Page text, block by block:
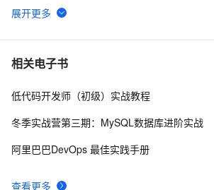
6 tailwindcss使用教程
7 我的博客即将入驻“云栖社区”，诚邀技术同
8 思科路由器的密码恢复
相关电子书
查看更多
低代码开发师（初级）实战教程
冬季实战营第三期：MySQL数据库进阶实战
阿里巴巴DevOps 最佳实践手册